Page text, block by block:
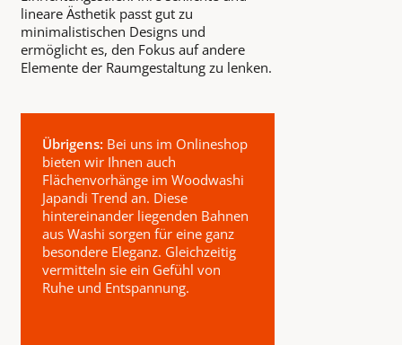
lineare Ästhetik passt gut zu
minimalistischen Designs und
ermöglicht es, den Fokus auf andere
Elemente der Raumgestaltung zu lenken.
Übrigens: Bei uns im Onlineshop
bieten wir Ihnen auch
Flächenvorhänge im Woodwashi
Japandi Trend an. Diese
hintereinander liegenden Bahnen
aus Washi sorgen für eine ganz
besondere Eleganz. Gleichzeitig
vermitteln sie ein Gefühl von
Ruhe und Entspannung.